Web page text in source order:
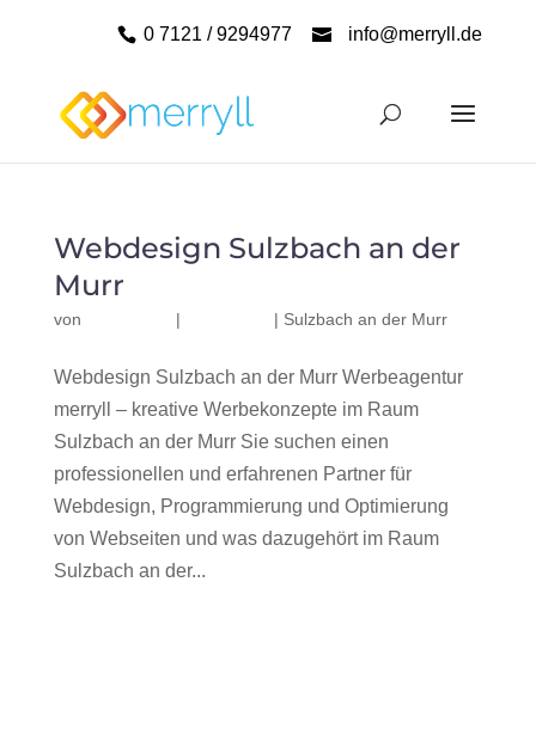
0 7121 / 9294977 info@merryll.de
Webdesign Sulzbach an der
Murr
von | | Sulzbach an der Murr
Webdesign Sulzbach an der Murr Werbeagentur
merryll – kreative Werbekonzepte im Raum
Sulzbach an der Murr Sie suchen einen
professionellen und erfahrenen Partner für
Webdesign, Programmierung und Optimierung
von Webseiten und was dazugehört im Raum
Sulzbach an der...